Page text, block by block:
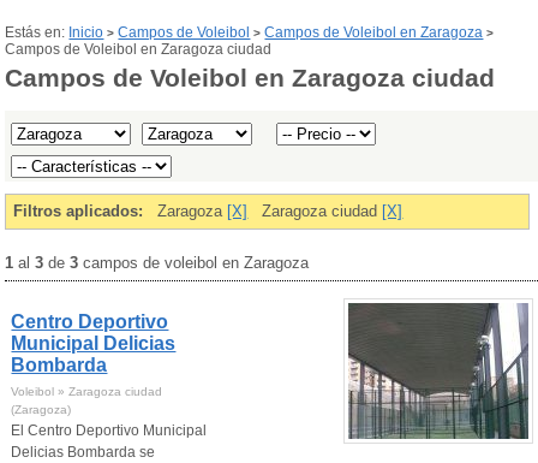
Estás en: Inicio >Campos de Voleibol >Campos de Voleibol en Zaragoza >
Campos de Voleibol en Zaragoza ciudad
Campos de Voleibol en Zaragoza ciudad
Filtros aplicados: Zaragoza [X] Zaragoza ciudad [X]
1 al3 de3 campos de voleibol en Zaragoza
Centro Deportivo
Municipal Delicias
Bombarda
Voleibol » Zaragoza ciudad
(Zaragoza)
El Centro Deportivo Municipal
Delicias Bombarda se